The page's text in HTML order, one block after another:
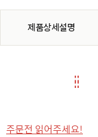
제품상세설명
주문전 읽어주세요!